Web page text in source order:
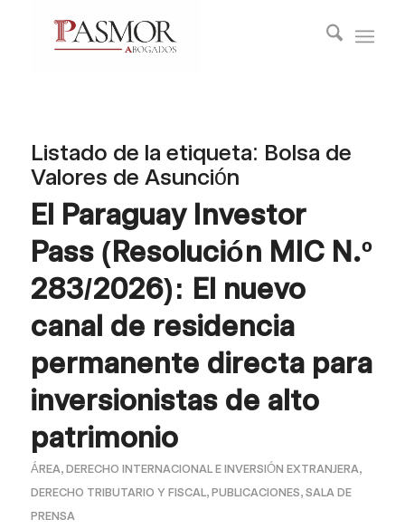
Listado de la etiqueta: Bolsa de
Valores de Asunción
El Paraguay Investor
Pass (Resolución MIC N.º
283/2026): El nuevo
canal de residencia
permanente directa para
inversionistas de alto
patrimonio
ÁREA, DERECHO INTERNACIONAL E INVERSIÓN EXTRANJERA,
DERECHO TRIBUTARIO Y FISCAL, PUBLICACIONES, SALA DE
PRENSA